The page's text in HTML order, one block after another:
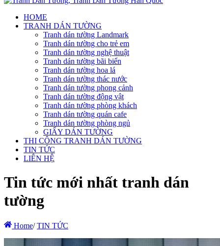
HOME
TRANH DÁN TƯỜNG
Tranh dán tường Landmark
Tranh dán tường cho trẻ em
Tranh dán tường nghệ thuật
Tranh dán tường bãi biển
Tranh dán tường hoa lá
Tranh dán tường thác nước
Tranh dán tường phong cảnh
Tranh dán tường động vật
Tranh dán tường phòng khách
Tranh dán tường quán cafe
Tranh dán tường phòng ngủ
GIẤY DÁN TƯỜNG
THI CÔNG TRANH DÁN TƯỜNG
TIN TỨC
LIÊN HỆ
Tin tức mới nhất tranh dán
tường
Home/ TIN TỨC